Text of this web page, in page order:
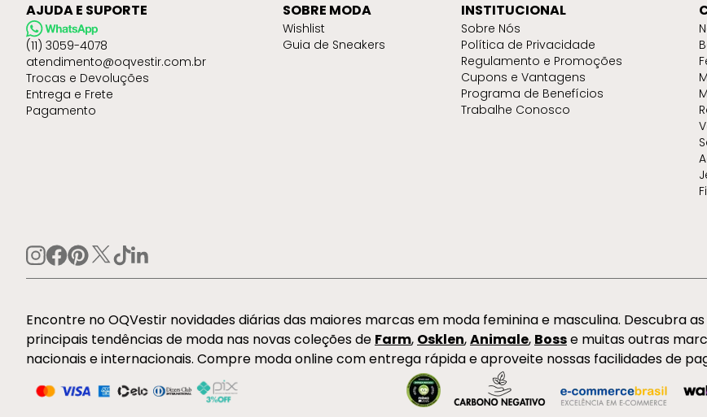
AJUDA E SUPORTE
(11) 3059-4078
atendimento@oqvestir.com.br
Trocas e Devoluções
Entrega e Frete
Pagamento
SOBRE MODA
Wishlist
Guia de Sneakers
INSTITUCIONAL
Sobre Nós
Política de Privacidade
Regulamento e Promoções
Cupons e Vantagens
Programa de Benefícios
Trabalhe Conosco
Encontre no OQVestir novidades diárias das maiores marcas em moda feminina e masculina. Descubra as
principais tendências de moda nas novas coleções de Farm, Osklen,Animale, Bosse muitas outras
nacionais e internacionais. Compre moda online com entrega rápida e aproveite nossas facilidades de